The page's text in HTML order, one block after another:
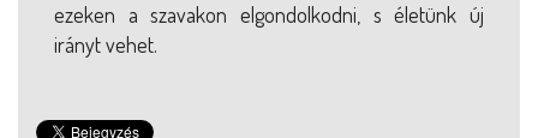
ezeken a szavakon elgondolkodni, s életünk új
irányt vehet.